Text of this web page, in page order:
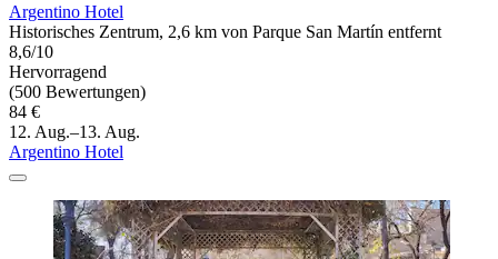
Argentino Hotel
Historisches Zentrum, 2,6 km von Parque San Martín entfernt
8,6/10
Hervorragend
(500 Bewertungen)
84 €
12. Aug.–13. Aug.
Argentino Hotel